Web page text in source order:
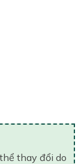
thay đổi do